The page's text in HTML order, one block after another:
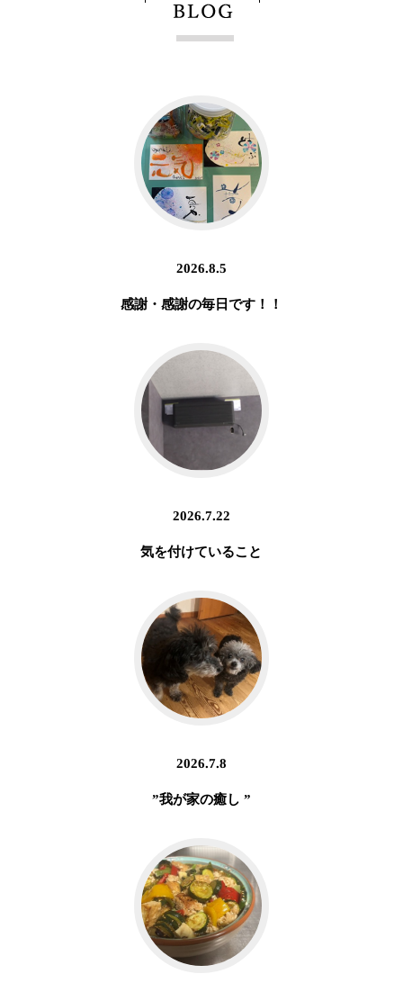
2026.8.5
感謝・感謝の毎日です！！
2026.7.22
気を付けていること
2026.7.8
”我が家の癒し ”